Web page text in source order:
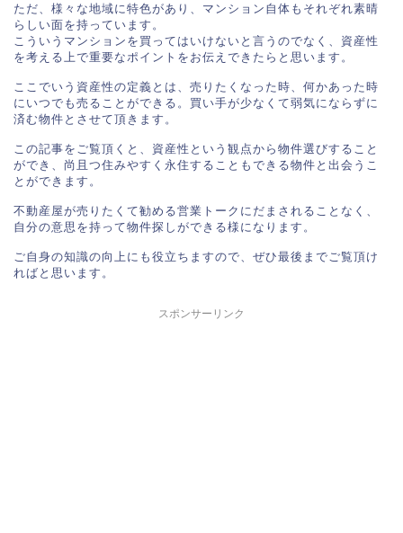
ただ、様々な地域に特色があり、マンション自体もそれぞれ素晴
らしい面を持っています。
こういうマンションを買ってはいけないと言うのでなく、資産性
を考える上で重要なポイントをお伝えできたらと思います。
ここでいう資産性の定義とは、売りたくなった時、何かあった時
にいつでも売ることができる。買い手が少なくて弱気にならずに
済む物件とさせて頂きます。
この記事をご覧頂くと、資産性という観点から物件選びすること
ができ、尚且つ住みやすく永住することもできる物件と出会うこ
とができます。
不動産屋が売りたくて勧める営業トークにだまされることなく、
自分の意思を持って物件探しができる様になります。
ご自身の知識の向上にも役立ちますので、ぜひ最後までご覧頂け
ればと思います。
スポンサーリンク